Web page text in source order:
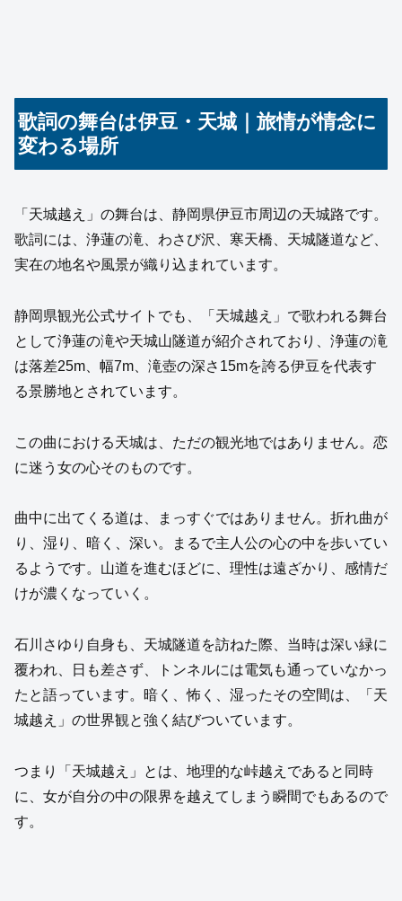
歌詞の舞台は伊豆・天城｜旅情が情念に
変わる場所
「天城越え」の舞台は、静岡県伊豆市周辺の天城路です。
歌詞には、浄蓮の滝、わさび沢、寒天橋、天城隧道など、
実在の地名や風景が織り込まれています。
静岡県観光公式サイトでも、「天城越え」で歌われる舞台
として浄蓮の滝や天城山隧道が紹介されており、浄蓮の滝
は落差25m、幅7m、滝壺の深さ15mを誇る伊豆を代表す
る景勝地とされています。
この曲における天城は、ただの観光地ではありません。恋
に迷う女の心そのものです。
曲中に出てくる道は、まっすぐではありません。折れ曲が
り、湿り、暗く、深い。まるで主人公の心の中を歩いてい
るようです。山道を進むほどに、理性は遠ざかり、感情だ
けが濃くなっていく。
石川さゆり自身も、天城隧道を訪ねた際、当時は深い緑に
覆われ、日も差さず、トンネルには電気も通っていなかっ
たと語っています。暗く、怖く、湿ったその空間は、「天
城越え」の世界観と強く結びついています。
つまり「天城越え」とは、地理的な峠越えであると同時
に、女が自分の中の限界を越えてしまう瞬間でもあるので
す。